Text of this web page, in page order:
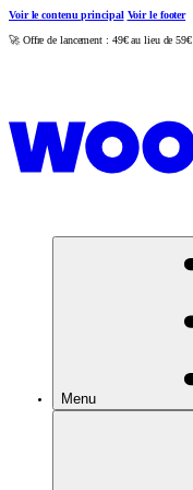
Voir le contenu principal Voir le footer
🚀 Offre de lancement : 49€ au lieu de 59€
Menu